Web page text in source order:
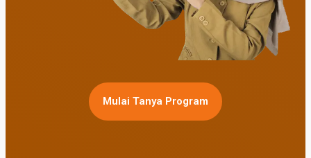
Mulai Tanya Program